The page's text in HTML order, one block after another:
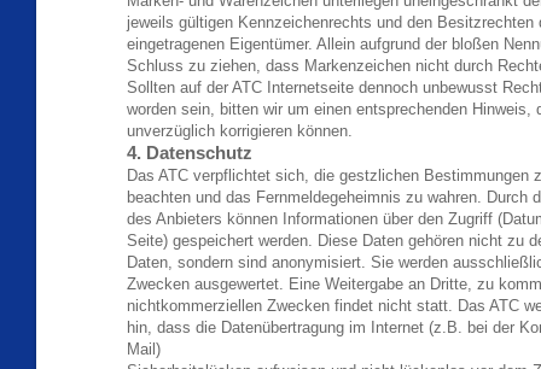
jeweils gültigen Kennzeichenrechts und den Besitzrechten
eingetragenen Eigentümer. Allein aufgrund der bloßen
Schluss zu ziehen, dass Markenzeichen nicht durch
Sollten auf der ATC Internetseite dennoch unbewusst
worden sein, bitten wir um einen entsprechenden Hinweis,
unverzüglich korrigieren können.
4. Datenschutz
Das ATC verpflichtet sich, die gestzlichen Bestimmungen
beachten und das Fernmeldegeheimnis zu wahren. Durch
des Anbieters können Informationen über den Zugriff
Seite) gespeichert werden. Diese Daten gehören nicht zu
Daten, sondern sind anonymisiert. Sie werden
Zwecken ausgewertet. Eine Weitergabe an Dritte, zu
nichtkommerziellen Zwecken findet nicht statt. Das ATC
hin, dass die Datenübertragung im Internet (z.B. bei der
Mail)